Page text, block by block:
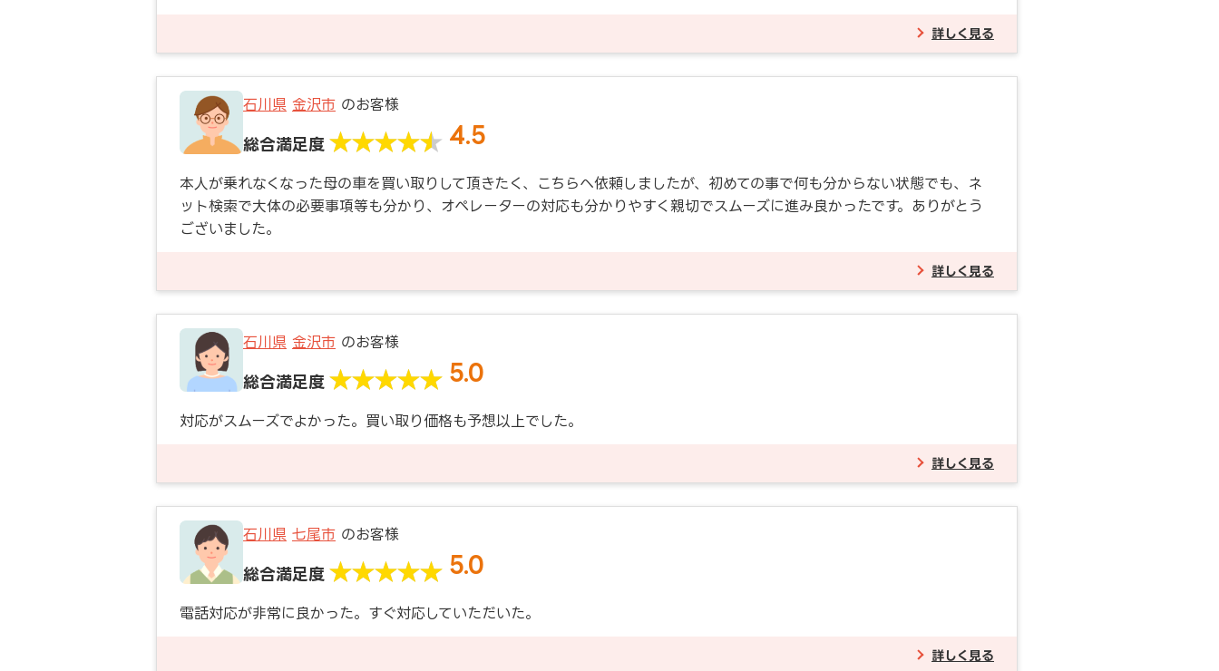
詳しく見る
石川県 金沢市 のお客様
総合満足度 4.5
本人が乗れなくなった母の車を買い取りして頂きたく、こちらへ依頼しましたが、初めての事で何も分からない状態でも、ネ
ット検索で大体の必要事項等も分かり、オペレーターの対応も分かりやすく親切でスムーズに進み良かったです。ありがとう
ございました。
詳しく見る
石川県 金沢市 のお客様
総合満足度 5.0
対応がスムーズでよかった。買い取り価格も予想以上でした。
詳しく見る
石川県 七尾市 のお客様
総合満足度 5.0
電話対応が非常に良かった。すぐ対応していただいた。
詳しく見る